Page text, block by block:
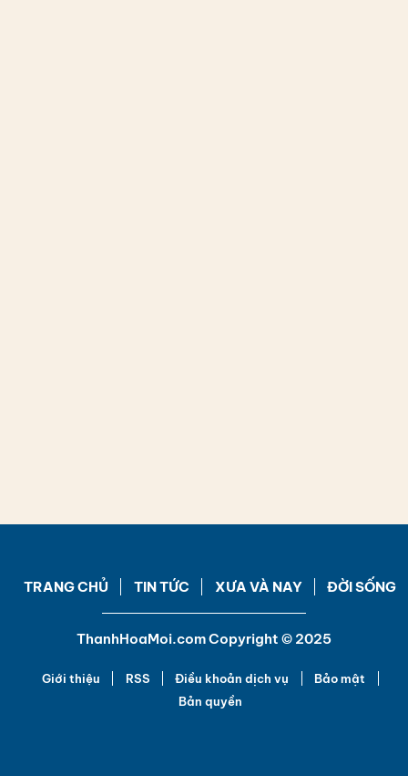
TRANG CHỦ TIN TỨC XƯA VÀ NAY ĐỜI SỐNG
ThanhHoaMoi.com Copyright © 2025
Giới thiệu RSS Điều khoản dịch vụ
Bảo mật
Bản quyền